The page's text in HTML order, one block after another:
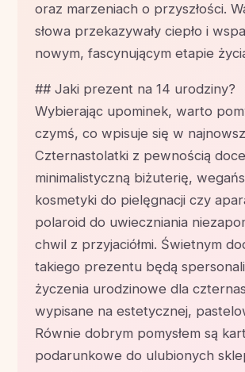
oraz marzeniach o przyszłości.
słowa przekazywały ciepło i
nowym, fascynującym etapie
## Jaki prezent na 14 urodziny?
Wybierając upominek, warto
czymś, co wpisuje się w
Czternastolatki z pewnością
minimalistyczną biżuterię,
kosmetyki do pielęgnacji czy
polaroid do uwieczniania
chwil z przyjaciółmi. Świetnym
takiego prezentu będą
życzenia urodzinowe dla
wypisane na estetycznej,
Równie dobrym pomysłem są
podarunkowe do ulubionych